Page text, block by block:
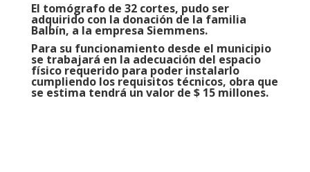
El tomógrafo de 32 cortes, pudo ser
adquirido con la donación de la familia
Balbín, a la empresa Siemmens.
Para su funcionamiento desde el municipio
se trabajará en la adecuación del espacio
físico requerido para poder instalarlo
cumpliendo los requisitos técnicos, obra que
se estima tendrá un valor de $ 15 millones.